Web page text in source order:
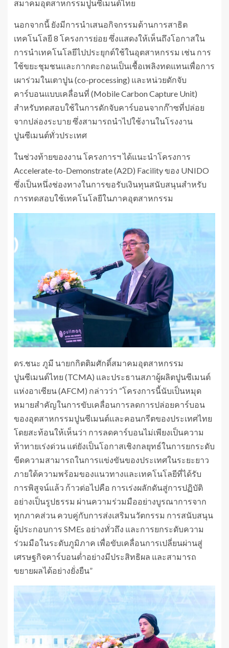
สมาคมอุตสาหกรรมปูนซีเมนต์ไทย
นอกจากนี้ ยังมีการนำเสนอกิจกรรมด้านการสาธิต
เทคโนโลยี 8 โครงการย่อย ซึ่งแสดงให้เห็นถึงโอกาสใน
การนำเทคโนโลยีไปประยุกต์ใช้ในอุตสาหกรรม เช่น การ
ใช้ขยะชุมชนและกากตะกอนเป็นเชื้อเพลิงทดแทนเพื่อการ
เผาร่วมในเตาปูน (co-processing) และหน่วยดักจับ
คาร์บอนแบบเคลื่อนที่ (Mobile Carbon Capture Unit)
สำหรับทดสอบใช้ในการดักจับคาร์บอนจากก๊าซที่ปล่อย
จากปล่องระบาย ซึ่งสามารถนำไปใช้งานในโรงงาน
ปูนซีเมนต์ทั่วประเทศ
ในช่วงท้ายของงาน โครงการฯ ได้แนะนำโครงการ
Accelerate-to-Demonstrate (A2D) Facility ของ UNIDO
ซึ่งเป็นหนึ่งช่องทางในการขอรับเงินทุนสนับสนุนสำหรับ
การทดสอบใช้เทคโนโลยีในภาคอุตสาหกรรม
ดร.ชนะ ภูมี นายกกิตติมศักดิ์สมาคมอุตสาหกรรม
ปูนซีเมนต์ไทย (TCMA) และประธานสภาผู้ผลิตปูนซีเมนต์
แห่งอาเซียน (AFCM) กล่าวว่า “โครงการนี้นับเป็นหมุด
หมายสำคัญในการขับเคลื่อนการลดการปล่อยคาร์บอน
ของอุตสาหกรรมปูนซีเมนต์และคอนกรีตของประเทศไทย
โดยสะท้อนให้เห็นว่า การลดคาร์บอนไม่เพียงเป็นความ
ท้าทายเร่งด่วน แต่ยังเป็นโอกาสเชิงกลยุทธ์ในการยกระดับ
ขีดความสามารถในการแข่งขันของประเทศในระยะยาว
ภายใต้ความพร้อมของแนวทางและเทคโนโลยีที่ได้รับ
การพิสูจน์แล้ว ก้าวต่อไปคือ การเร่งผลักดันสู่การปฏิบัติ
อย่างเป็นรูปธรรม ผ่านความร่วมมืออย่างบูรณาการจาก
ทุกภาคส่วน ควบคู่กับการส่งเสริมนวัตกรรม การสนับสนุน
ผู้ประกอบการ SMEs อย่างทั่วถึง และการยกระดับความ
ร่วมมือในระดับภูมิภาค เพื่อขับเคลื่อนการเปลี่ยนผ่านสู่
เศรษฐกิจคาร์บอนต่ำอย่างมีประสิทธิผล และสามารถ
ขยายผลได้อย่างยั่งยืน”